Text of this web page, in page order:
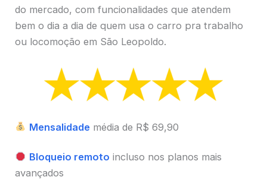
do mercado, com funcionalidades que atendem
bem o dia a dia de quem usa o carro pra trabalho
ou locomoção em São Leopoldo.
Mensalidade média de R$ 69,90
Bloqueio remoto incluso nos planos mais
avançados